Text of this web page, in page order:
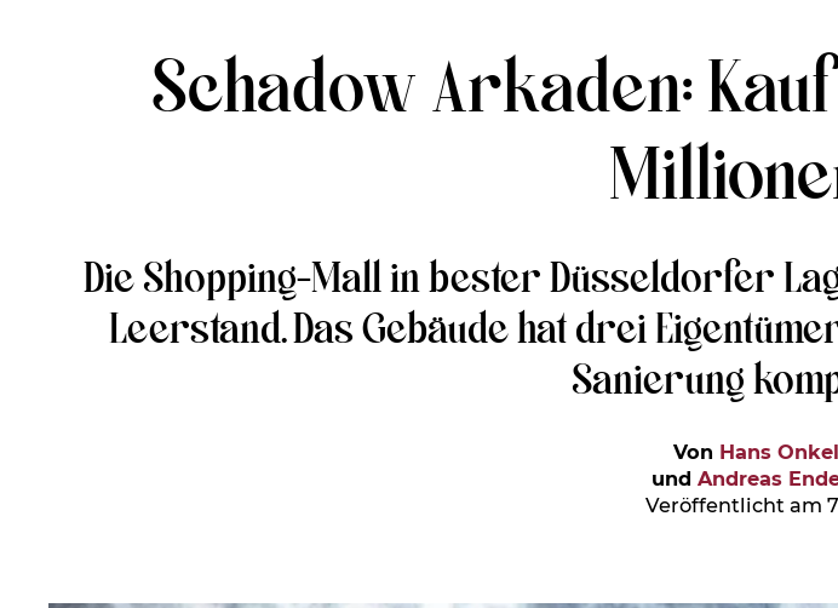
Schadow Arkaden:
Die Shopping-Mall in bester Düsseldorfer
Leerstand. Das Gebäude hat drei
Sanierung
Von Hans
und Andreas
Veröffentlicht am